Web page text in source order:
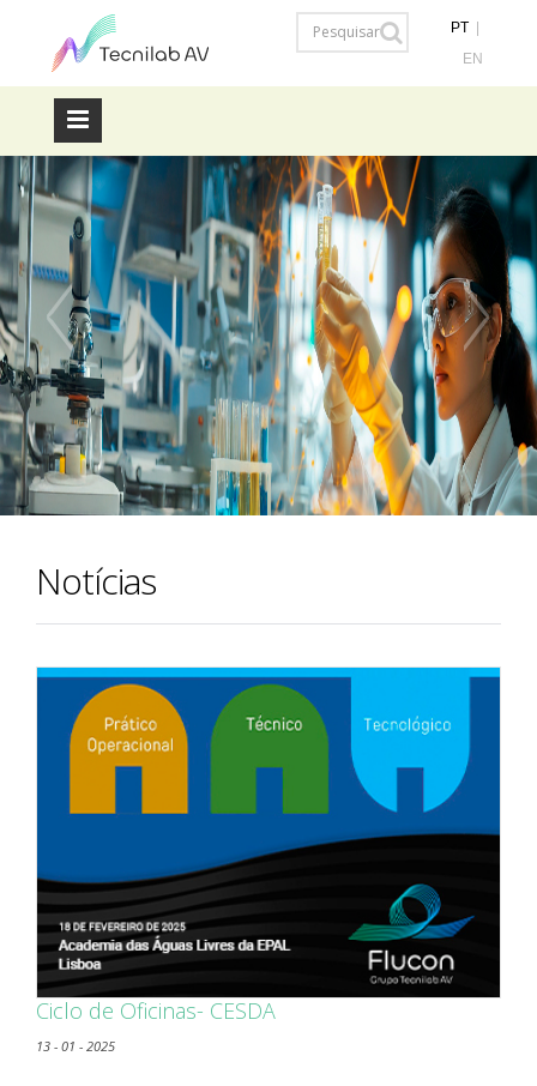
PT
EN
Notícias
Ciclo de Oficinas- CESDA
13 - 01 - 2025